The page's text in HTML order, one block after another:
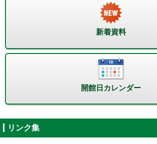
新着資料
開館日カレンダー
リンク集